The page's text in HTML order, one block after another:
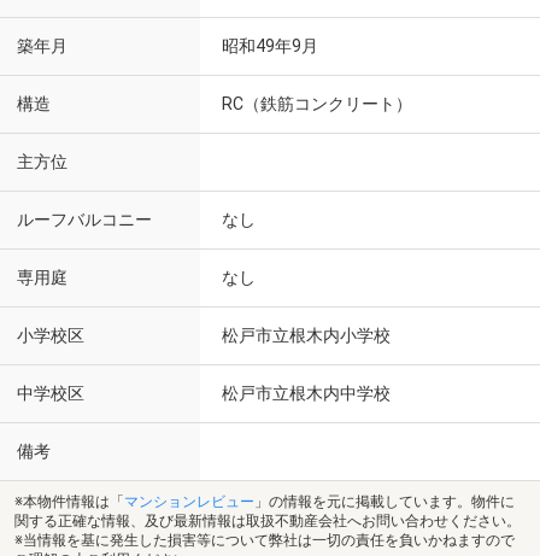
築年月 昭和49年9月
構造 RC（鉄筋コンクリート）
主方位
ルーフバルコニー なし
専用庭 なし
小学校区 松戸市立根木内小学校
中学校区 松戸市立根木内中学校
備考
※本物件情報は「 マンションレビュー 」の情報を元に掲載しています。物件に
関する正確な情報、及び最新情報は取扱不動産会社へお問い合わせください。
※当情報を基に発生した損害等について弊社は一切の責任を負いかねますので